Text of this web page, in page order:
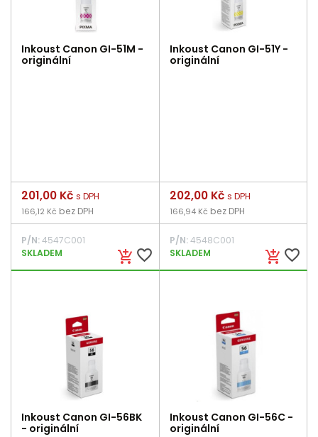
Inkoust Canon GI-51M -
originální
add_shopping_cart favorite_border
Cena
201,00 Kč s DPH
166,12 Kč bez DPH
P/N:4547C001
SKLADEM
Inkoust Canon GI-51Y -
originální
add_shopping_cart favorite_border
Cena
202,00 Kč s DPH
166,94 Kč bez DPH
P/N:4548C001
SKLADEM
Inkoust Canon GI-56BK
- originální
Inkoust Canon GI-56C -
originální